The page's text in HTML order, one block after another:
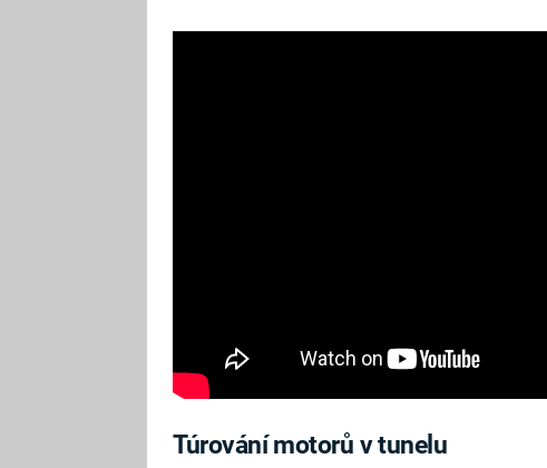
Túrování motorů v tunelu